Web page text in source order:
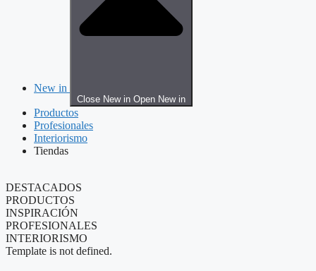
New in
Close New in Open New in
Productos
Profesionales
Interiorismo
Tiendas
DESTACADOS
PRODUCTOS
INSPIRACIÓN
PROFESIONALES
INTERIORISMO
Template is not defined.